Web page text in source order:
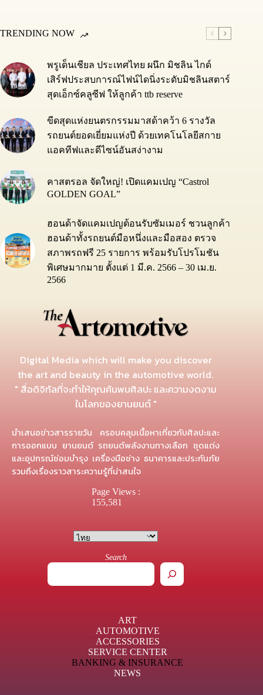
TRENDING NOW
พรูเด็นเชียล ประเทศไทย ผนึก มิชลิน ไกด์
เสิร์ฟประสบการณ์ไฟน์ไดนิ่งระดับมิชลินสตาร์
สุดเอ็กซ์คลูซีฟ ให้ลูกค้า ttb reserve
ขีดสุดแห่งยนตรกรรมมาสด้าคว้า 6 รางวัล
รถยนต์ยอดเยี่ยมแห่งปี ด้วยเทคโนโลยีสกาย
แอคทีฟและดีไซน์อันสง่างาม
คาสตรอล จัดใหญ่! เปิดแคมเปญ “Castrol
GOLDEN GOAL”
ฮอนด้าจัดแคมเปญต้อนรับซัมเมอร์ ชวนลูกค้า
ฮอนด้าทั้งรถยนต์มือหนึ่งและมือสอง ตรวจ
สภาพรถฟรี 25 รายการ พร้อมรับโปรโมชัน
พิเศษมากมาย ตั้งแต่ 1 มี.ค. 2566 – 30 เม.ย.
2566
Digital Media which will make you discover
the art and beauty in the automotive world.
" สื่อดิจิทัลที่จะทำให้คุณค้นพบศิลปะ และความงดงาม
ในโลกของยานยนต์ "
นำเสนอข่าวสารรายวัน ครอบคลุมเนื้อหาเกี่ยวกับศิลปะและ
การออกแบบ ยานยนต์ รถยนต์พลังงานทางเลือก ชุดแต่ง
และอุปกรณ์ซ่อมบำรุง เครื่องมือช่าง ธนาคารและประกันภัย
รวมถึงเรื่องราวสาระความรู้ที่น่าสนใจ
Page Views :
155,581
Search
ART
AUTOMOTIVE
ACCESSORIES
SERVICE CENTER
BANKING & INSURANCE
NEWS